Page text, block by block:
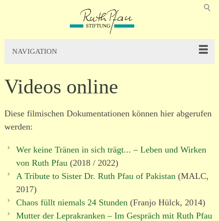
NAVIGATION
Videos online
Diese filmischen Dokumentationen können hier abge­rufen
werden:
Wer keine Tränen in sich trägt... – Leben und Wirken
von Ruth Pfau (2018 / 2022)
A Tribute to Sister Dr. Ruth Pfau of Pakistan (MALC,
2017)
Chaos füllt niemals 24 Stunden (Franjo Hülck, 2014)
Mutter der Leprakranken – Im Gespräch mit Ruth Pfau